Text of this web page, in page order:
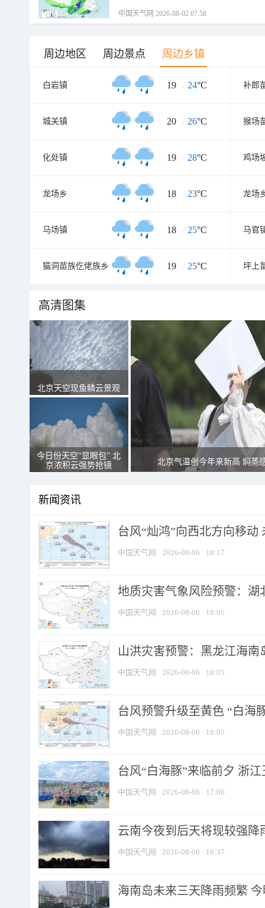
中国天气网 2026-08-02 07:58
周边地区 周边景点 周边乡镇
白岩镇 19 / 24°C 补郎
城关镇 20 / 26°C 猴场
化处镇 19 / 28°C 鸡场
龙场乡 18 / 23°C 龙场
马场镇 18 / 25°C 马官
猫洞苗族仡佬族乡 19 / 25°C
高清图集
北京天空现鱼鳞云景观
今日份天空“显眼包” 北
京浓积云强势抢镜
北京气温创今年来新高 焖蒸
新闻资讯
台风“灿鸿”向西北方向移动
中国天气网 2026-08-06 18:17
地质灾害气象风险预警：湖
中国天气网 2026-08-06 18:05
山洪灾害预警：黑龙江海
中国天气网 2026-08-06 18:05
台风预警升级至黄色 “白海
中国天气网 2026-08-06 18:05
台风“白海豚”来临前夕 浙
中国天气网 2026-08-06 17:06
云南今夜到后天将现较强降
中国天气网 2026-08-06 16:37
海南岛未来三天降雨频繁